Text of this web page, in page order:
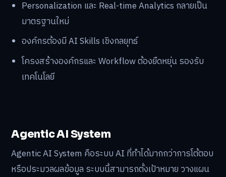
Personalization และ Real-time Analytics กลายเป็น
มาตรฐานใหม่
องค์กรต้องมี AI Skills เชิงกลยุทธ์
โครงสร้างองค์กรและ Workflow ต้องยืดหยุ่น รองรับ
เทคโนโลยี
Agentic AI System
Agentic AI System คือระบบ AI ที่ทำได้มากกว่าการโต้ตอบ
หรือประมวลผลข้อมูล ระบบนี้สามารถตั้งเป้าหมาย วางแผน